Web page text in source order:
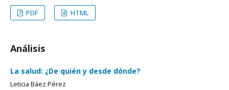
PDF
HTML
Análisis
La salud: ¿De quién y desde dónde?
Leticia Báez Pérez